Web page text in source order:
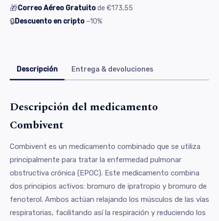
🎁Correo Aéreo Gratuitode €173,55
🔒Descuento en cripto −10%
Descripción Entrega & devoluciones
Descripción del medicamento
Combivent
Combivent es un medicamento combinado que se utiliza
principalmente para tratar la enfermedad pulmonar
obstructiva crónica (EPOC). Este medicamento combina
dos principios activos: bromuro de ipratropio y bromuro de
fenoterol. Ambos actúan relajando los músculos de las vías
respiratorias, facilitando así la respiración y reduciendo los